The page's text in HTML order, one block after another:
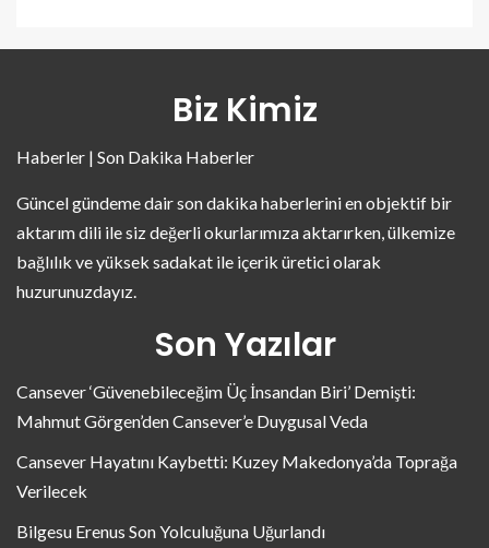
Biz Kimiz
Haberler | Son Dakika Haberler
Güncel gündeme dair son dakika haberlerini en objektif bir
aktarım dili ile siz değerli okurlarımıza aktarırken, ülkemize
bağlılık ve yüksek sadakat ile içerik üretici olarak
huzurunuzdayız.
Son Yazılar
Cansever ‘Güvenebileceğim Üç İnsandan Biri’ Demişti:
Mahmut Görgen’den Cansever’e Duygusal Veda
Cansever Hayatını Kaybetti: Kuzey Makedonya’da Toprağa
Verilecek
Bilgesu Erenus Son Yolculuğuna Uğurlandı